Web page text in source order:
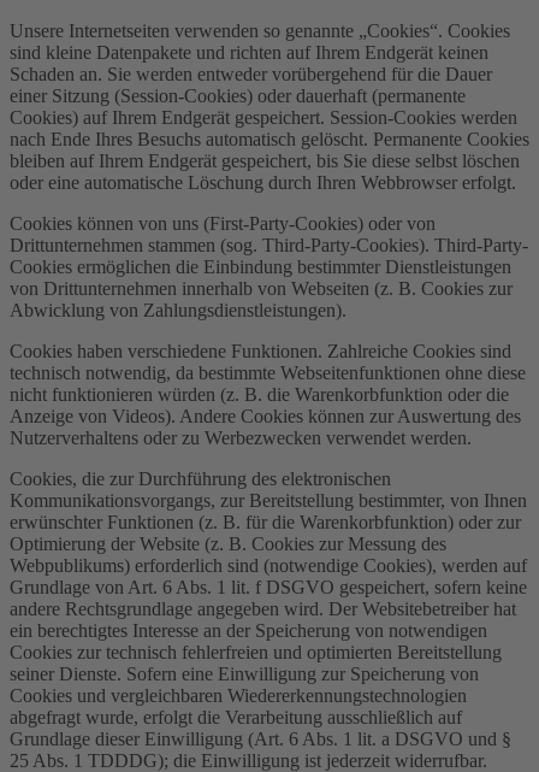
Unsere Internetseiten verwenden so genannte „Cookies“. Cookies
sind kleine Datenpakete und richten auf Ihrem Endgerät keinen
Schaden an. Sie werden entweder vorübergehend für die Dauer
einer Sitzung (Session-Cookies) oder dauerhaft (permanente
Cookies) auf Ihrem Endgerät gespeichert. Session-Cookies werden
nach Ende Ihres Besuchs automatisch gelöscht. Permanente Cookies
bleiben auf Ihrem Endgerät gespeichert, bis Sie diese selbst löschen
oder eine automatische Löschung durch Ihren Webbrowser erfolgt.
Cookies können von uns (First-Party-Cookies) oder von
Drittunternehmen stammen (sog. Third-Party-Cookies). Third-Party-
Cookies ermöglichen die Einbindung bestimmter Dienstleistungen
von Drittunternehmen innerhalb von Webseiten (z. B. Cookies zur
Abwicklung von Zahlungsdienstleistungen).
Cookies haben verschiedene Funktionen. Zahlreiche Cookies sind
technisch notwendig, da bestimmte Webseitenfunktionen ohne diese
nicht funktionieren würden (z. B. die Warenkorbfunktion oder die
Anzeige von Videos). Andere Cookies können zur Auswertung des
Nutzerverhaltens oder zu Werbezwecken verwendet werden.
Cookies, die zur Durchführung des elektronischen
Kommunikationsvorgangs, zur Bereitstellung bestimmter, von Ihnen
erwünschter Funktionen (z. B. für die Warenkorbfunktion) oder zur
Optimierung der Website (z. B. Cookies zur Messung des
Webpublikums) erforderlich sind (notwendige Cookies), werden auf
Grundlage von Art. 6 Abs. 1 lit. f DSGVO gespeichert, sofern keine
andere Rechtsgrundlage angegeben wird. Der Websitebetreiber hat
ein berechtigtes Interesse an der Speicherung von notwendigen
Cookies zur technisch fehlerfreien und optimierten Bereitstellung
seiner Dienste. Sofern eine Einwilligung zur Speicherung von
Cookies und vergleichbaren Wiedererkennungstechnologien
abgefragt wurde, erfolgt die Verarbeitung ausschließlich auf
Grundlage dieser Einwilligung (Art. 6 Abs. 1 lit. a DSGVO und §
25 Abs. 1 TDDDG); die Einwilligung ist jederzeit widerrufbar.